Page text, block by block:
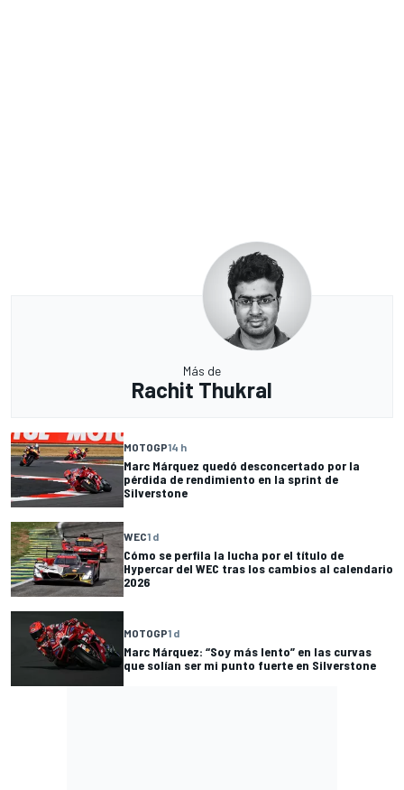
Más de
Rachit Thukral
MOTOGP14 h
Marc Márquez quedó desconcertado por la
pérdida de rendimiento en la sprint de
Silverstone
WEC1 d
Cómo se perfila la lucha por el título de
Hypercar del WEC tras los cambios al calendario
2026
MOTOGP1 d
Marc Márquez: “Soy más lento” en las curvas
que solían ser mi punto fuerte en Silverstone